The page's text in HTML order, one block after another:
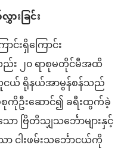
းခြင်း
းရှိကြောင်း
း ၂၀ ရာစုမတိုင်မီအထိ
လူငယ် ရိုနယ်အာမွန်စန်သည်
စုကိုဦးဆောင်၍ ခရီးထွက်ခဲ့
ြိတိသျှသင်္ဘောများနှင့်
ငါးဖမ်းသင်္ဘောငယ်ကို